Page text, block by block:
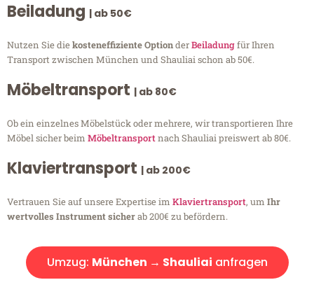
Beiladung | ab 50€
Nutzen Sie diekosteneffiziente OptionderBeiladungfür Ihren
Transport zwischen München und Shauliai schon ab 50€.
Möbeltransport | ab 80€
Ob ein einzelnes Möbelstück oder mehrere, wir transportieren Ihre
Möbel sicher beim Möbeltransportnach Shauliai preiswert ab 80€.
Klaviertransport | ab 200€
Vertrauen Sie auf unsere Expertise im Klaviertransport, um Ihr
wertvolles Instrument sicherab 200€ zu befördern.
Umzug: München → Shauliai anfragen